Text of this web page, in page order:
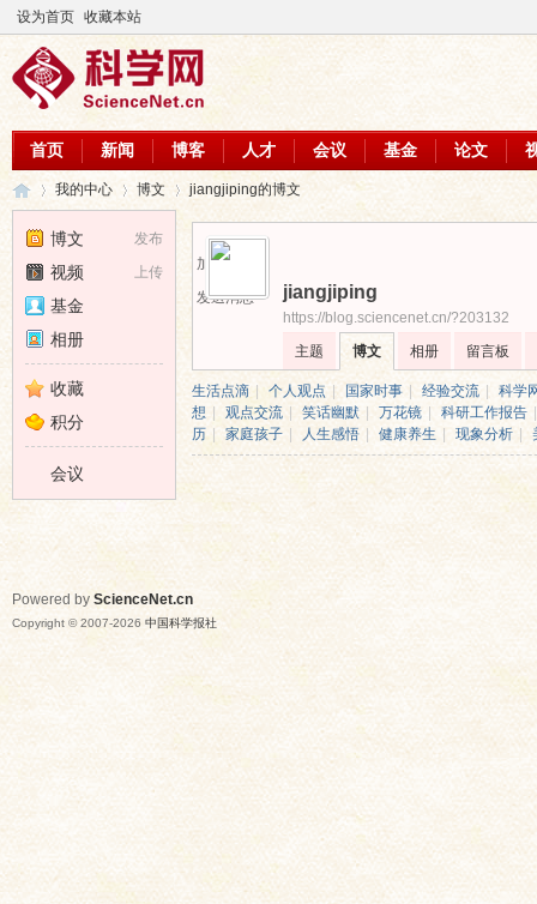
设为首页 收藏本站
首页 新闻 博客 人才 会议 基金 论文
›
我的中心 博文 jiangjiping的博文
加为好友
发送消息
jiangjiping
https://blog.sciencenet.cn/?203132
主题
博文 相册 留言板
生活点滴 个人观点 国家时事 经验交流
科学
想
观点交流 笑话幽默 万花镜 科研工作报告
历
家庭孩子 人生感悟 健康养生 现象分析
发布
博文
上传
视频
基金
相册
收藏
积分
会议
Powered by ScienceNet.cn
Copyright © 2007-2026 中国科学报社